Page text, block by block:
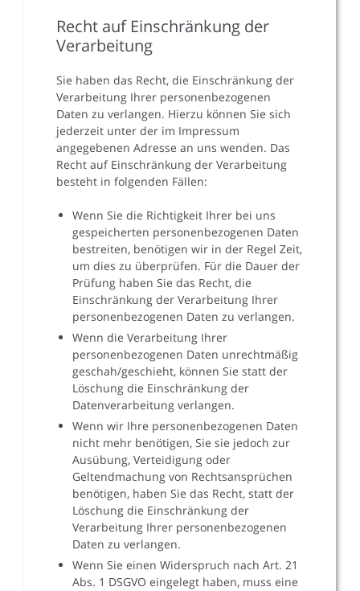
Recht auf Einschränkung der
Verarbeitung
Sie haben das Recht, die Einschränkung der
Verarbeitung Ihrer personenbezogenen
Daten zu verlangen. Hierzu können Sie sich
jederzeit unter der im Impressum
angegebenen Adresse an uns wenden. Das
Recht auf Einschränkung der Verarbeitung
besteht in folgenden Fällen:
Wenn Sie die Richtigkeit Ihrer bei uns
gespeicherten personenbezogenen Daten
bestreiten, benötigen wir in der Regel Zeit,
um dies zu überprüfen. Für die Dauer der
Prüfung haben Sie das Recht, die
Einschränkung der Verarbeitung Ihrer
personenbezogenen Daten zu verlangen.
Wenn die Verarbeitung Ihrer
personenbezogenen Daten unrechtmäßig
geschah/geschieht, können Sie statt der
Löschung die Einschränkung der
Datenverarbeitung verlangen.
Wenn wir Ihre personenbezogenen Daten
nicht mehr benötigen, Sie sie jedoch zur
Ausübung, Verteidigung oder
Geltendmachung von Rechtsansprüchen
benötigen, haben Sie das Recht, statt der
Löschung die Einschränkung der
Verarbeitung Ihrer personenbezogenen
Daten zu verlangen.
Wenn Sie einen Widerspruch nach Art. 21
Abs. 1 DSGVO eingelegt haben, muss eine